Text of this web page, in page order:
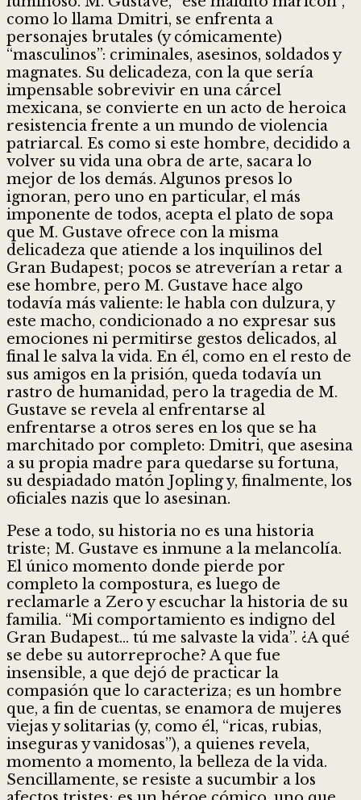
como lo llama Dmitri, se enfrenta a
personajes brutales (y cómicamente)
“masculinos”: criminales, asesinos, soldados y
magnates. Su delicadeza, con la que sería
impensable sobrevivir en una cárcel
mexicana, se convierte en un acto de heroica
resistencia frente a un mundo de violencia
patriarcal. Es como si este hombre, decidido a
volver su vida una obra de arte, sacara lo
mejor de los demás. Algunos presos lo
ignoran, pero uno en particular, el más
imponente de todos, acepta el plato de sopa
que M. Gustave ofrece con la misma
delicadeza que atiende a los inquilinos del
Gran Budapest; pocos se atreverían a retar a
ese hombre, pero M. Gustave hace algo
todavía más valiente: le habla con dulzura, y
este macho, condicionado a no expresar sus
emociones ni permitirse gestos delicados, al
final le salva la vida. En él, como en el resto de
sus amigos en la prisión, queda todavía un
rastro de humanidad, pero la tragedia de M.
Gustave se revela al enfrentarse al
enfrentarse a otros seres en los que se ha
marchitado por completo: Dmitri, que asesina
a su propia madre para quedarse su fortuna,
su despiadado matón Jopling y, finalmente, los
oficiales nazis que lo asesinan.
Pese a todo, su historia no es una historia
triste; M. Gustave es inmune a la melancolía.
El único momento donde pierde por
completo la compostura, es luego de
reclamarle a Zero y escuchar la historia de su
familia. “Mi comportamiento es indigno del
Gran Budapest… tú me salvaste la vida”. ¿A qué
se debe su autorreproche? A que fue
insensible, a que dejó de practicar la
compasión que lo caracteriza; es un hombre
que, a fin de cuentas, se enamora de mujeres
viejas y solitarias (y, como él, “ricas, rubias,
inseguras y vanidosas”), a quienes revela,
momento a momento, la belleza de la vida.
Sencillamente, se resiste a sucumbir a los